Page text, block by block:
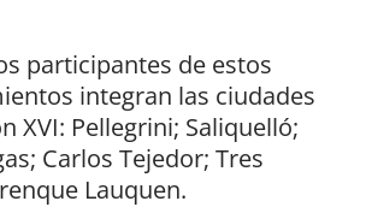
participantes de estos
integran las ciudades
XVI: Pellegrini; Saliquelló;
Carlos Tejedor; Tres
Lauquen.